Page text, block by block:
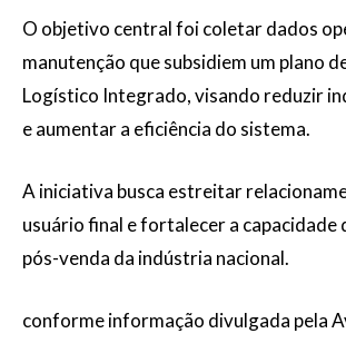
O objetivo central foi coletar dados
manutenção que subsidiem um plano
Logístico Integrado, visando reduzir
e aumentar a eficiência do sistema.
A iniciativa busca estreitar
usuário final e fortalecer a capacidade
pós-venda da indústria nacional.
conforme informação divulgada pela